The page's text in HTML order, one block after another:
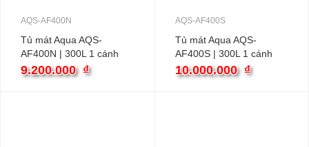
AQS-AF400N
Tủ mát Aqua AQS-
AF400N | 300L 1 cánh
9.200.000 ₫
AQS-AF400S
Tủ mát Aqua AQS-
AF400S | 300L 1 cánh
10.000.000 ₫